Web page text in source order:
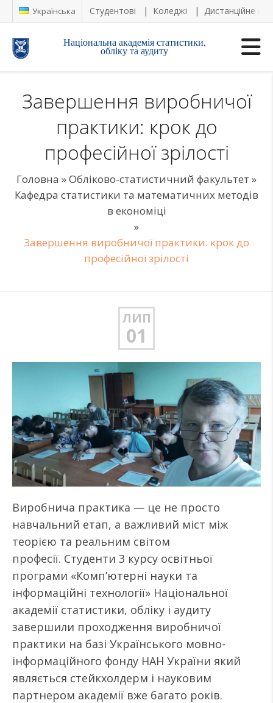
Українська Студентові Коледжі Дистанційне
Національна академія статистики,
обліку та аудиту
Завершення виробничої
практики: крок до
професійної зрілості
Головна »Обліково-статистичний факультет »
Кафедра статистики та математичних методів
в економіці
»
Завершення виробничої практики: крок до
професійної зрілості
ЛИП
01
Виробнича практика — це не просто
навчальний етап, а важливий міст між
теорією та реальним світом
професії. Студенти 3 курсу освітньої
програми «Комп’ютерні науки та
інформаційні технології» Національної
академії статистики, обліку і аудиту
завершили проходження виробничої
практики на базі Українського мовно-
інформаційного фонду НАН України який
являється стейкхолдерм і науковим
партнером академії вже багато років.